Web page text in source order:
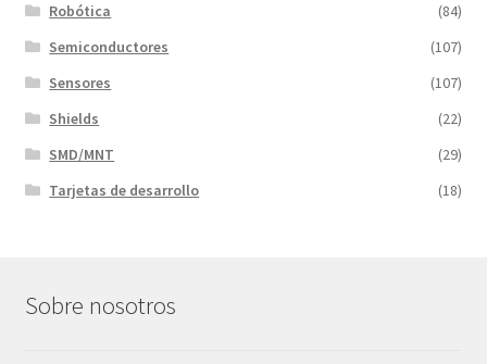
Robótica
(84)
Semiconductores
(107)
Sensores
(107)
Shields
(22)
SMD/MNT
(29)
Tarjetas de desarrollo
(18)
Sobre nosotros